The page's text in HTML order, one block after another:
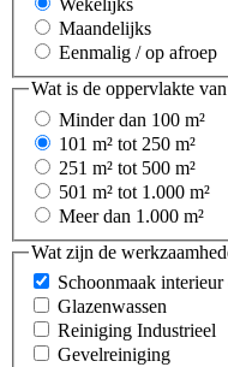
Wekelijks
Maandelijks
Eenmalig / op afroep
Wat is de oppervlakte
Minder dan 100 m²
101 m² tot 250 m²
251 m² tot 500 m²
501 m² tot 1.000 m²
Meer dan 1.000 m²
Wat zijn de
Schoonmaak
Glazenwassen
Reiniging Industrieel
Gevelreiniging